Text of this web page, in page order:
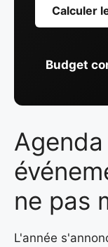
Calculer
Budget
ne pas
L'année